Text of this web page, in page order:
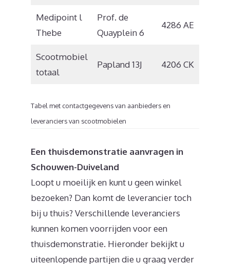
Medipoint l
Thebe
Prof. de
Quayplein 6
4286 AE
Scootmobiel
totaal
Papland 13J 4206 CK
Tabel met contactgegevens van aanbieders en
leveranciers van scootmobielen
Een thuisdemonstratie aanvragen in
Schouwen-Duiveland
Loopt u moeilijk en kunt u geen winkel
bezoeken? Dan komt de leverancier toch
bij u thuis? Verschillende leveranciers
kunnen komen voorrijden voor een
thuisdemonstratie. Hieronder bekijkt u
uiteenlopende partijen die u graag verder